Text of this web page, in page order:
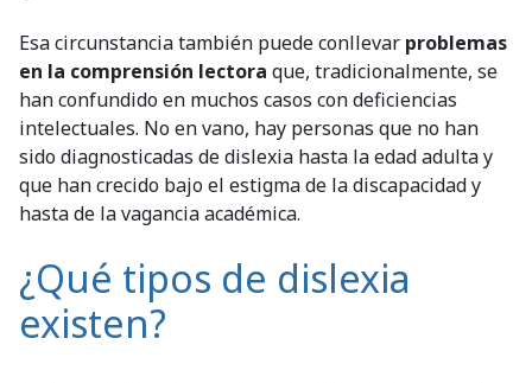
Esa circunstancia también puede conllevar problemas
en la comprensión lectora que, tradicionalmente, se
han confundido en muchos casos con deficiencias
intelectuales. No en vano, hay personas que no han
sido diagnosticadas de dislexia hasta la edad adulta y
que han crecido bajo el estigma de la discapacidad y
hasta de la vagancia académica.
¿Qué tipos de dislexia
existen?